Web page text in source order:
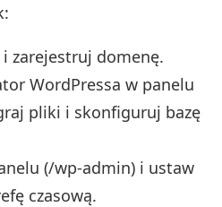
zarejestruj domenę.
WordPressa w panelu
pliki i skonfiguruj bazę
(/wp-admin) i ustaw
czasową.